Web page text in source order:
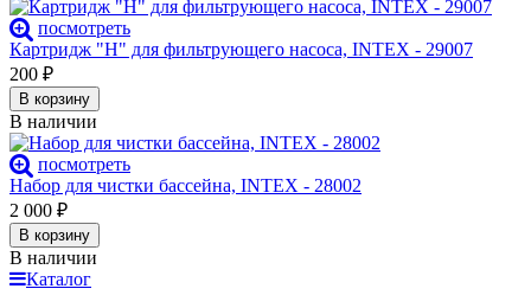
посмотреть
Картридж "H" для фильтрующего насоса, INTEX - 29007
200 ₽
В корзину
В наличии
посмотреть
Набор для чистки бассейна, INTEX - 28002
2 000 ₽
В корзину
В наличии
Каталог